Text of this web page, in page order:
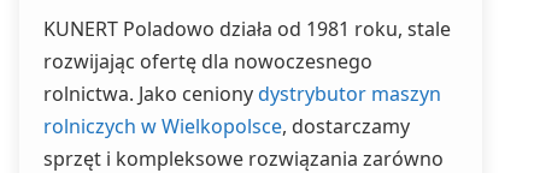
KUNERT Poladowo działa od 1981 roku, stale
rozwijając ofertę dla nowoczesnego
rolnictwa. Jako cenionydystrybutor maszyn
rolniczych w Wielkopolsce, dostarczamy
sprzęt i kompleksowe rozwiązania zarówno